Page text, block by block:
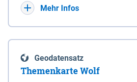
Deichbehörde durch Verordnung
enthalten. Sperrwerke Sperrwerke sind Bauwerke
mit Sperrvorrichtungen in
Mehr Infos
Geodatensatz
Themenkarte Wolf